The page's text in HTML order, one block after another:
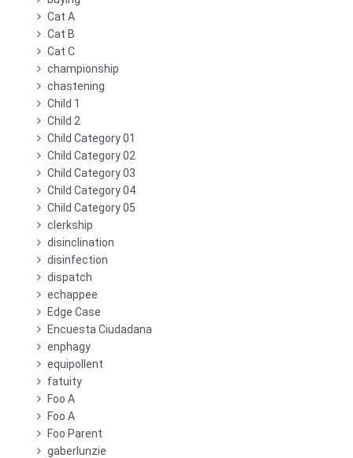
Cat A
Cat B
Cat C
championship
chastening
Child 1
Child 2
Child Category 01
Child Category 02
Child Category 03
Child Category 04
Child Category 05
clerkship
disinclination
disinfection
dispatch
echappee
Edge Case
Encuesta Ciudadana
enphagy
equipollent
fatuity
Foo A
Foo A
Foo Parent
gaberlunzie